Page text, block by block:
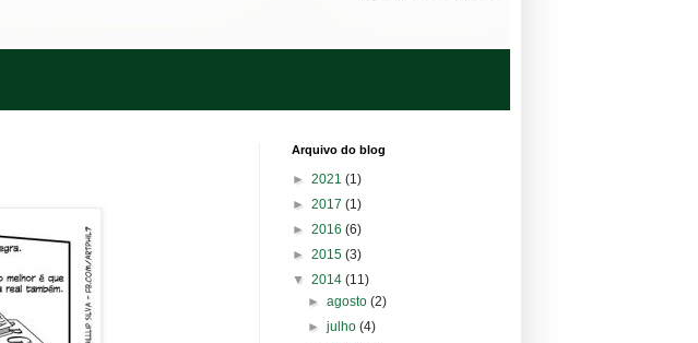
Arquivo do blog
► 2021 (1)
► 2017 (1)
► 2016 (6)
► 2015 (3)
▼ 2014 (11)
►agosto(2)
►julho(4)